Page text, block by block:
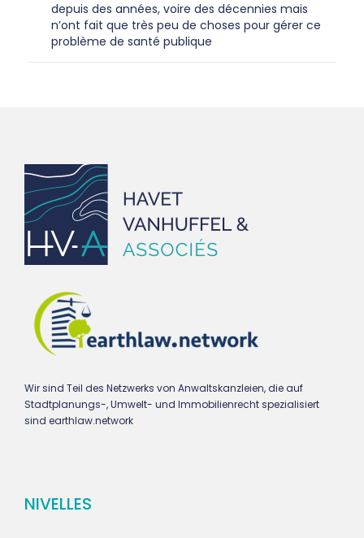
depuis des années, voire des décennies mais
n’ont fait que très peu de choses pour gérer ce
problème de santé publique
Wir sind Teil des Netzwerks von Anwaltskanzleien, die auf
Stadtplanungs-, Umwelt- und Immobilienrecht spezialisiert
sind earthlaw.network
NIVELLES